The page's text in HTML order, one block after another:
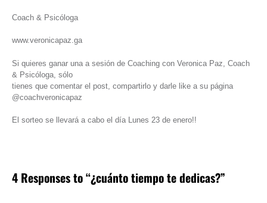
Coach & Psicóloga
www.veronicapaz.ga
Si quieres ganar una a sesión de Coaching con Veronica Paz, Coach
& Psicóloga, sólo
tienes que comentar el post, compartirlo y darle like a su página
@coachveronicapaz
El sorteo se llevará a cabo el día Lunes 23 de enero!!
4 Responses to “¿cuánto tiempo te dedicas?”